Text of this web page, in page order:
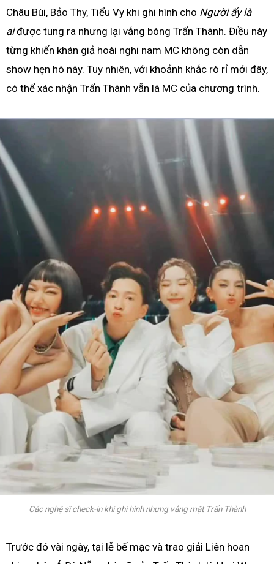
Châu Bùi, Bảo Thy, Tiểu Vy khi ghi hình cho Người ấy là
aiđược tung ra nhưng lại vắng bóng Trấn Thành. Điều này
từng khiến khán giả hoài nghi nam MC không còn dẫn
show hẹn hò này. Tuy nhiên, với khoảnh khắc rò rỉ mới đây,
có thể xác nhận Trấn Thành vẫn là MC của chương trình.
Các nghệ sĩ check-in khi ghi hình nhưng vắng mặt Trấn Thành
Trước đó vài ngày, tại lễ bế mạc và trao giải Liên hoan